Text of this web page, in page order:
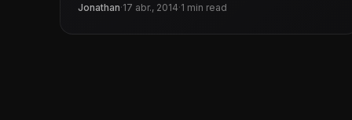
hecho lo que le agrada
Jonathan·17 abr., 2014·1 min read